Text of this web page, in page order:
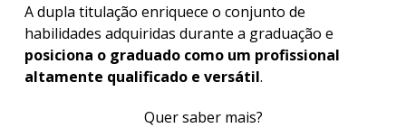
A dupla titulação enriquece o conjunto de
habilidades adquiridas durante a graduação e
posiciona o graduado como um profissional
altamente qualificado e versátil.
Quer saber mais?